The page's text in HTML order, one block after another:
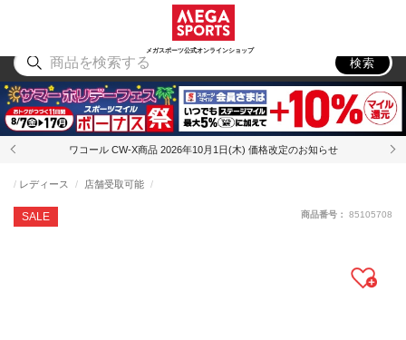
メガスポーツ公式オンラインショップ
アウトドア
検索
ワコール CW-X商品 2026年10月1日(木) 価格改定のお知らせ
SALE
レディース 店舗受取可能
商品番号： 85105708